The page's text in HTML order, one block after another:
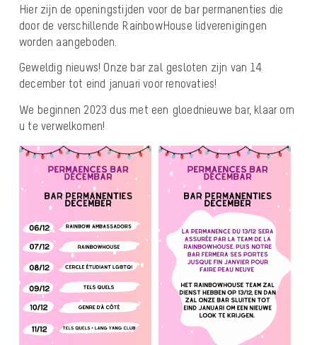
Hier zijn de openingstijden voor de bar permanenties die
door de verschillende RainbowHouse lidverenigingen
worden aangeboden.
Geweldig nieuws! Onze bar zal gesloten zijn van 14
december tot eind januari voor renovaties!
We beginnen 2023 dus met een gloednieuwe bar, klaar om
u te verwelkomen!